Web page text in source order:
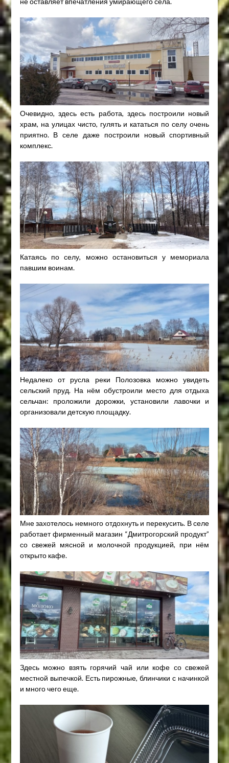
Очевидно, здесь есть работа, здесь построили новый
храм, на улицах чисто, гулять и кататься по селу очень
приятно. В селе даже построили новый спортивный
комплекс.
Катаясь по селу, можно остановиться у мемориала
павшим воинам.
Недалеко от русла реки Полозовка можно увидеть
сельский пруд. На нём обустроили место для отдыха
сельчан: проложили дорожки, установили лавочки и
организовали детскую площадку.
Мне захотелось немного отдохнуть и перекусить. В селе
работает фирменный магазин “Дмитрогорский продукт”
со свежей мясной и молочной продукцией, при нём
открыто кафе.
Здесь можно взять горячий чай или кофе со свежей
местной выпечкой. Есть пирожные, блинчики с начинкой
и много чего еще.